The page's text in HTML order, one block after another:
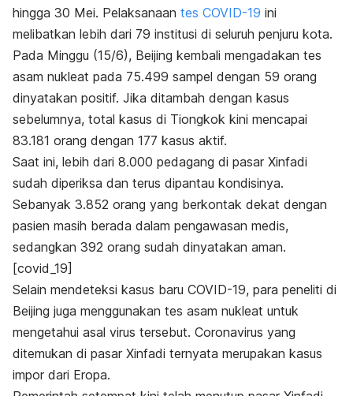
hingga 30 Mei. Pelaksanaan tes COVID-19 ini
melibatkan lebih dari 79 institusi di seluruh penjuru kota.
Pada Minggu (15/6), Beijing kembali mengadakan tes
asam nukleat pada 75.499 sampel dengan 59 orang
dinyatakan positif. Jika ditambah dengan kasus
sebelumnya, total kasus di Tiongkok kini mencapai
83.181 orang dengan 177 kasus aktif.
Saat ini, lebih dari 8.000 pedagang di pasar Xinfadi
sudah diperiksa dan terus dipantau kondisinya.
Sebanyak 3.852 orang yang berkontak dekat dengan
pasien masih berada dalam pengawasan medis,
sedangkan 392 orang sudah dinyatakan aman.
[covid_19]
Selain mendeteksi kasus baru COVID-19, para peneliti di
Beijing juga menggunakan tes asam nukleat untuk
mengetahui asal virus tersebut. Coronavirus yang
ditemukan di pasar Xinfadi ternyata merupakan kasus
impor dari Eropa.